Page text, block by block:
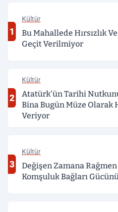
1
Kültür
Bu Mahallede Hırsızlık
Geçit Verilmiyor
2
Kültür
Atatürk'ün Tarihi
Bina Bugün Müze Olarak
Veriyor
3
Kültür
Değişen Zamana Rağmen
Komşuluk Bağları